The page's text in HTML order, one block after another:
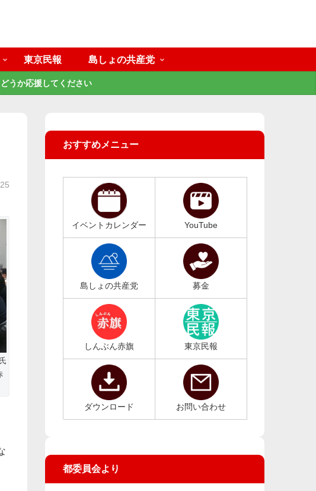
東京民報 島しょの共産党
うか応援してください
おすすめメニュー
イベントカレンダー YouTube
島しょの共産党 募金
しんぶん赤旗 東京民報
ダウンロード お問い合わせ
都委員会より